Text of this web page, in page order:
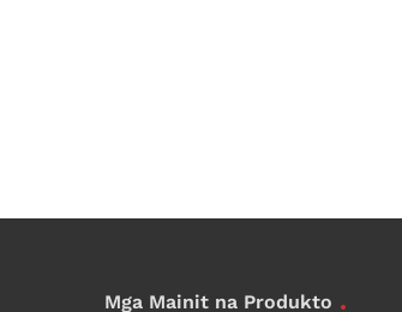
Mga Mainit na Produkto